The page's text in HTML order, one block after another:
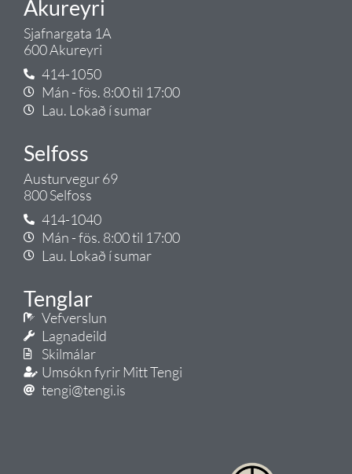
Akureyri
Sjafnargata 1A
600 Akureyri
414-1050
Mán - fös. 8:00 til 17:00
Lau. Lokað í sumar
Selfoss
Austurvegur 69
800 Selfoss
414-1040
Mán - fös. 8:00 til 17:00
Lau. Lokað í sumar
Tenglar
Vefverslun
Lagnadeild
Skilmálar
Umsókn fyrir Mitt Tengi
tengi@tengi.is